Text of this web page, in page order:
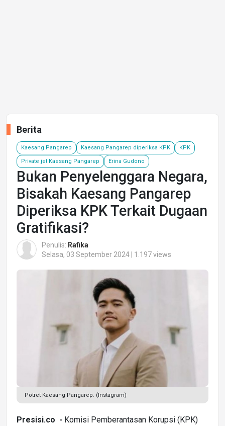
Berita
Kaesang Pangarep Kaesang Pangarep diperiksa KPK KPK
Private jet Kaesang Pangarep Erina Gudono
Bukan Penyelenggara Negara,
Bisakah Kaesang Pangarep
Diperiksa KPK Terkait Dugaan
Gratifikasi?
Penulis: Rafika
Selasa, 03 September 2024 | 1.197 views
Potret Kaesang Pangarep. (Instagram)
Presisi.co - Komisi Pemberantasan Korupsi (KPK)